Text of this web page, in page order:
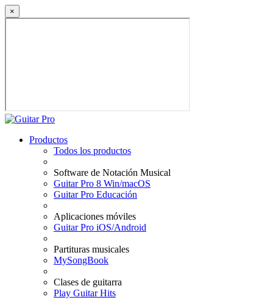
×
Productos
Todos los productos
Software de Notación Musical
Guitar Pro 8 Win/macOS
Guitar Pro Educación
Aplicaciones móviles
Guitar Pro iOS/Android
Partituras musicales
MySongBook
Clases de guitarra
Play Guitar Hits